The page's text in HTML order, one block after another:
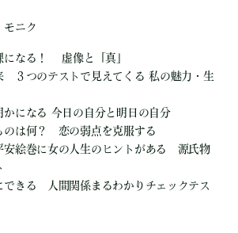
モニク
になる！ 虚像と「真」
３つのテストで見えてくる 私の魅力・生
になる 今日の自分と明日の自分
のは何？ 恋の弱点を克服する
安絵巻に女の人生のヒントがある 源氏物
きる 人間関係まるわかりチェックテス